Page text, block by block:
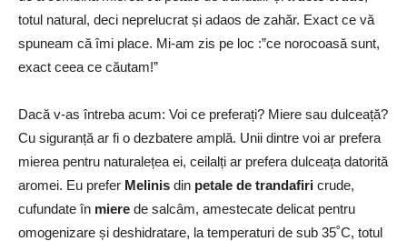
totul natural, deci neprelucrat și adaos de zahăr. Exact ce vă
spuneam că îmi place. Mi-am zis pe loc :”ce norocoasă sunt,
exact ceea ce căutam!”
Dacă v-as întreba acum: Voi ce preferați? Miere sau dulceață?
Cu siguranță ar fi o dezbatere amplă. Unii dintre voi ar prefera
mierea pentru naturalețea ei, ceilalți ar prefera dulceața datorită
aromei. Eu prefer Melinis din petale de trandafiri crude,
cufundate în miere de salcâm, amestecate delicat pentru
omogenizare și deshidratare, la temperaturi de sub 35˚C, totul